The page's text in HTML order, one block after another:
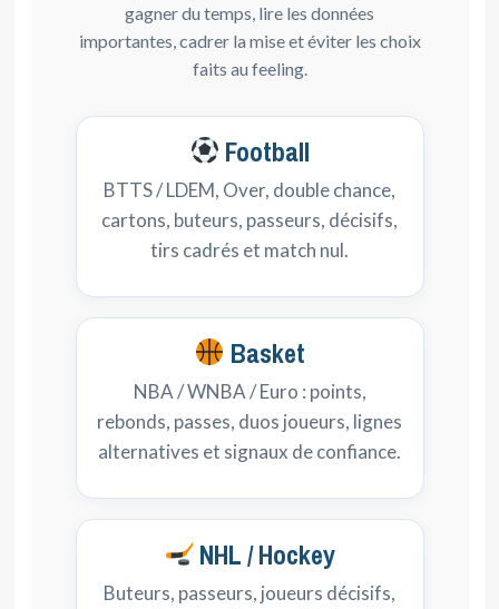
gagner du temps, lire les données
importantes, cadrer la mise et éviter les choix
faits au feeling.
Football
BTTS / LDEM, Over, double chance,
cartons, buteurs, passeurs, décisifs,
tirs cadrés et match nul.
Basket
NBA / WNBA / Euro : points,
rebonds, passes, duos joueurs, lignes
alternatives et signaux de confiance.
NHL / Hockey
Buteurs, passeurs, joueurs décisifs,